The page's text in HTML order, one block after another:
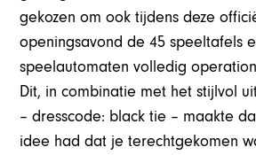
gekozen om ook tijdens deze
openingsavond de 45 speeltafels
speelautomaten volledig
Dit, in combinatie met het stijlvol
– dresscode: black tie – maakte
idee had dat je terechtgekomen